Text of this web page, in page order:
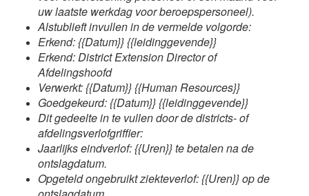
uw laatste werkdag voor beroepspersoneel).
Alstublieft invullen in de vermelde volgorde:
Erkend: {{Datum}} {{leidinggevende}}
Erkend: District Extension Director of
Afdelingshoofd
Verwerkt: {{Datum}} {{Human Resources}}
Goedgekeurd: {{Datum}} {{leidinggevende}}
Dit gedeelte in te vullen door de districts- of
afdelingsverlofgriffier:
Jaarlijks eindverlof: {{Uren}} te betalen na de
ontslagdatum.
Opgeteld ongebruikt ziekteverlof: {{Uren}} op de